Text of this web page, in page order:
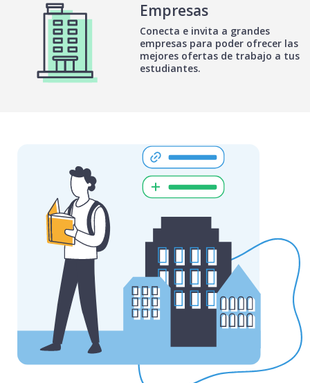
Empresas
Conecta e invita a grandes
empresas para poder ofrecer las
mejores ofertas de trabajo a tus
estudiantes.